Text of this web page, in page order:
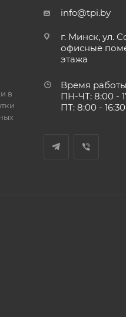
в
info@tpi.by
г. Минск, ул.
офисные
этажа
Время
ПН-ЧТ: 8:00 -
ПТ: 8:00 - 16:30